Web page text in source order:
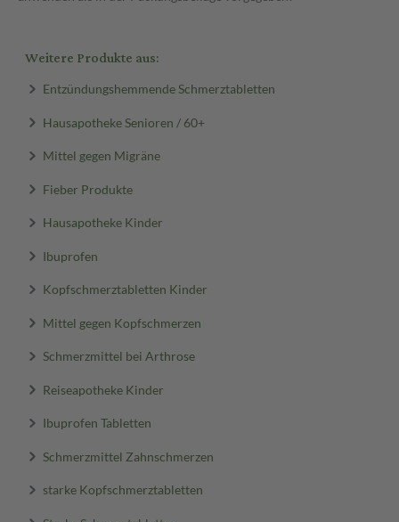
Weitere Produkte aus:
Entzündungshemmende Schmerztabletten
Hausapotheke Senioren / 60+
Mittel gegen Migräne
Fieber Produkte
Hausapotheke Kinder
Ibuprofen
Kopfschmerztabletten Kinder
Mittel gegen Kopfschmerzen
Schmerzmittel bei Arthrose
Reiseapotheke Kinder
Ibuprofen Tabletten
Schmerzmittel Zahnschmerzen
starke Kopfschmerztabletten